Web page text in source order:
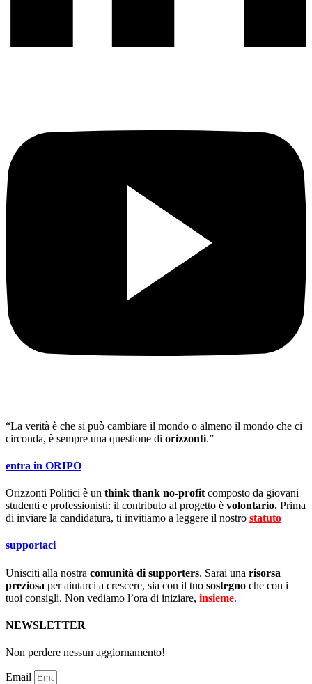
“La verità è che si può cambiare il mondo o almeno il mondo che ci
circonda, è sempre una questione di orizzonti.”
entra in ORIPO
Orizzonti Politici è un think thank no-profit composto da giovani
studenti e professionisti: il contributo al progetto è volontario. Prima
di inviare la candidatura, ti invitiamo a leggere il nostro statuto
supportaci
Unisciti alla nostra comunità di supporters. Sarai una risorsa
preziosa per aiutarci a crescere, sia con il tuo sostegno che con i
tuoi consigli. Non vediamo l’ora di iniziare, insieme.
NEWSLETTER
Non perdere nessun aggiornamento!
Email